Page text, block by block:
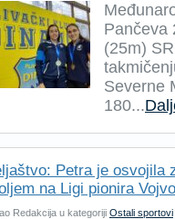
Pančeva
(25m)
Severne
180...
Petra je osvojila
na Ligi pionira
Redakcija u kategoriji Ostali sportovi